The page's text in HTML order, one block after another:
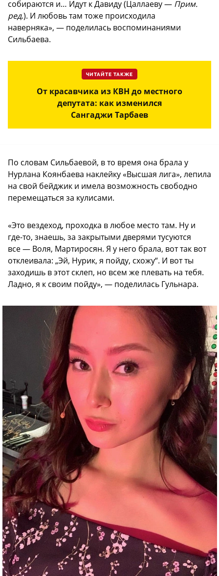
собираются и… Идут к Давиду (Цаллаеву — Прим.
ред.). И любовь там тоже происходила
наверняка», — поделилась воспоминаниями
Сильбаева.
ЧИТАЙТЕ ТАКЖЕ
От красавчика из КВН до местного
депутата: как изменился
Сангаджи Тарбаев
По словам Сильбаевой, в то время она брала у
Нурлана Коянбаева наклейку «Высшая лига», лепила
на свой бейджик и имела возможность свободно
перемещаться за кулисами.
«Это вездеход, проходка в любое место там. Ну и
где-то, знаешь, за закрытыми дверями тусуются
все — Воля, Мартиросян. Я у него брала, вот так вот
отклеивала: „Эй, Нурик, я пойду, схожу“. И вот ты
заходишь в этот склеп, но всем же плевать на тебя.
Ладно, я к своим пойду», — поделилась Гульнара.